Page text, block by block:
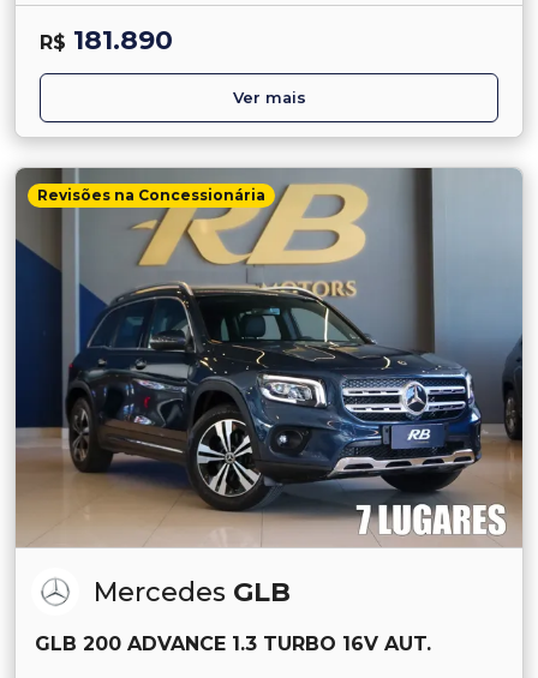
R$ 181.890
Ver mais
Revisões na Concessionária
Mercedes GLB
GLB 200 ADVANCE 1.3 TURBO 16V AUT.